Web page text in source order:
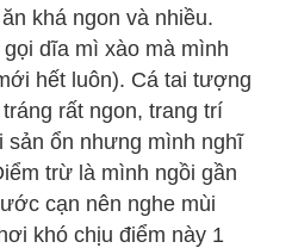
khá ngon và nhiều.
dĩa mì xào mà mình
hết luôn). Cá tai tượng
rất ngon, trang trí
sản ổn nhưng mình nghĩ
trừ là mình ngồi gần
cạn nên nghe mùi
khó chịu điểm này 1